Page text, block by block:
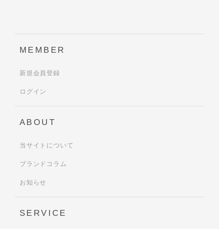
MEMBER
新規会員登録
ログイン
ABOUT
当サイトについて
ブランドコラム
お知らせ
SERVICE